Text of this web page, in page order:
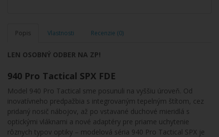
Popis Vlastnosti Recenzie (0)
LEN OSOBNÝ ODBER NA ZP!
940 Pro Tactical SPX FDE
Model 940 Pro Tactical sme posunuli na vyššiu úroveň. Od
inovatívneho predpažbia s integrovaným tepelným štítom, cez
pridaný nosič nábojov, až po vstavané duchové mieridlá s
optickými vláknami a nové adaptéry pre priame uchytenie
rôznych typov optiky – modelová séria 940 Pro Tactical SPX je